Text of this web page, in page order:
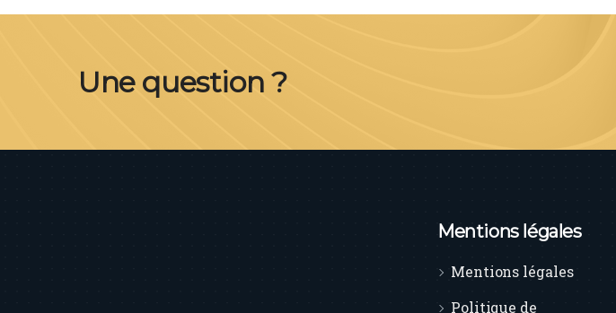
Une question ?
Mentions légales
Mentions légales
Politique de